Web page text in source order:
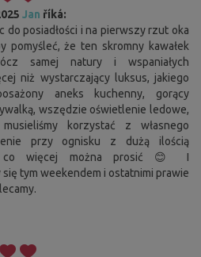
Jan říká:
do posiadłości i na pierwszy rzut oka
pomyśleć, że ten skromny kawałek
samej natury i wspaniałych
niż wystarczający luksus, jakiego
aneks kuchenny, gorący
wszędzie oświetlenie ledowe,
korzystać z własnego
przy ognisku z dużą ilością
co więcej można prosić 😊 I
tym weekendem i ostatnimi prawie